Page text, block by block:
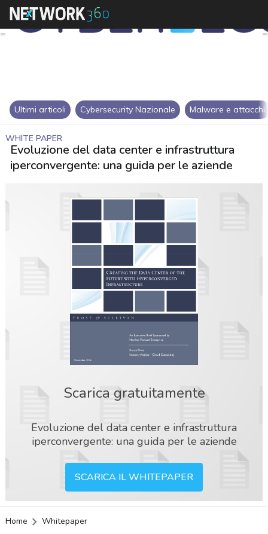
Ultimi articoli Cybersecurity Nazionale Malware e attacchi
WHITE PAPER
Evoluzione del data center e infrastruttura
iperconvergente: una guida per le aziende
Scarica gratuitamente
Evoluzione del data center e infrastruttura
iperconvergente: una guida per le aziende
SCARICA IL WHITEPAPER
Home Whitepaper